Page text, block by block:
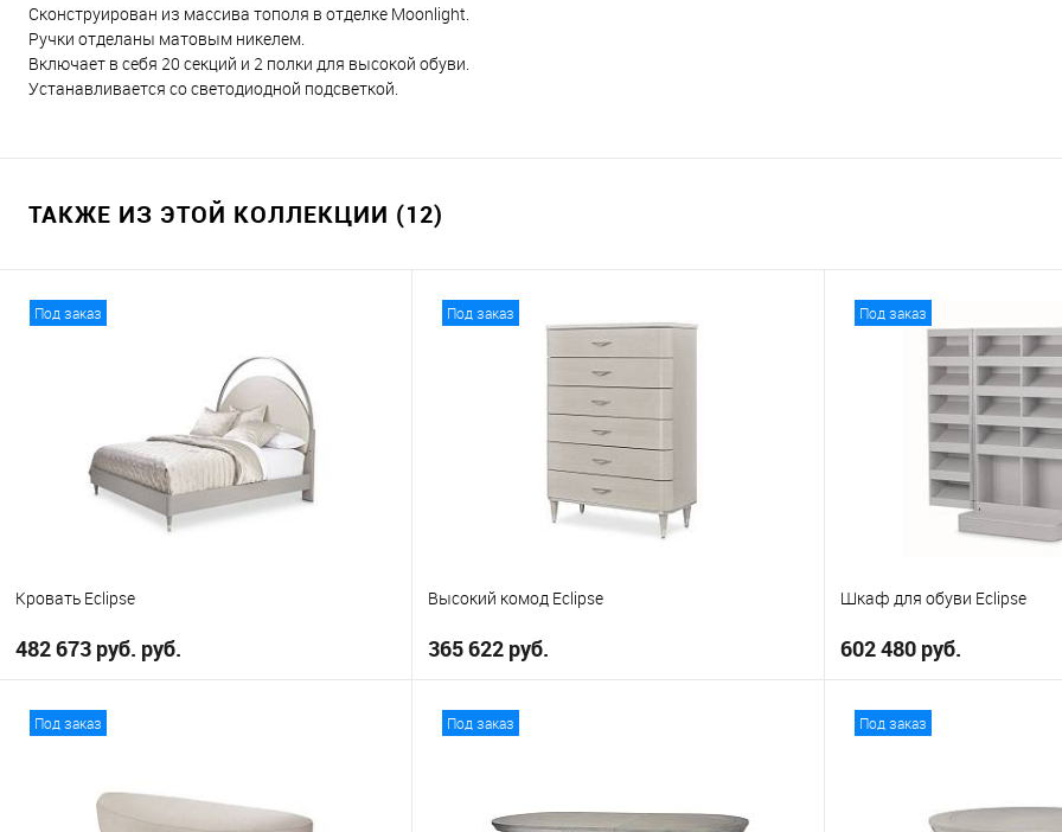
Сконструирован из массива тополя в отделке Moonlight.
Ручки отделаны матовым никелем.
Включает в себя 20 секций и 2 полки для высокой обуви.
Устанавливается со светодиодной подсветкой.
ТАКЖЕ ИЗ ЭТОЙ КОЛЛЕКЦИИ (12)
Под заказ
Кровать Eclipse
482 673 руб. руб.
В избранное
Под заказ
Высокий комод Eclipse
365 622 руб.
Под заказ
Шкаф для обуви Eclipse
602 480 руб.
Под заказ Под заказ Под заказ